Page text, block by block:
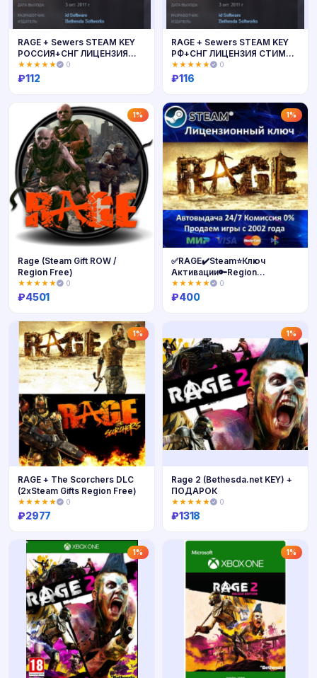
Купить
RAGE + Sewers STEAM KEY
РОССИЯ+СНГ ЛИЦЕНЗИЯ
СТИМ КЛЮЧ
★★★★★ 0
₽112
Купить
RAGE + Sewers STEAM KEY
РФ+СНГ ЛИЦЕНЗИЯ СТИМ
КЛЮЧ
★★★★★ 0
₽116
1%
Купить
Rage (Steam Gift ROW /
Region Free)
★★★★★ 0
₽4501
1%
✅RAGE✔️Steam⭐Ключ
Активации🔑Region
Free✔️АКЦИЯ🎁0% Карты💳
★★★★★ 0
₽400
1%
Купить
RAGE + The Scorchers DLC
(2xSteam Gifts Region Free)
★★★★★ 0
₽2977
1%
Rage 2 (Bethesda.net KEY) +
ПОДАРОК
★★★★★ 0
₽1318
1% 1%